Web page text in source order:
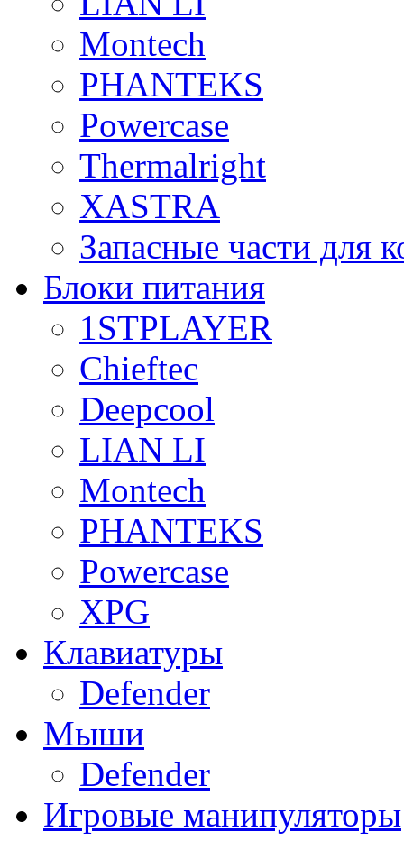
Montech
PHANTEKS
Powercase
Thermalright
XASTRA
Запасные части для
Блоки питания
1STPLAYER
Chieftec
Deepcool
LIAN LI
Montech
PHANTEKS
Powercase
XPG
Клавиатуры
Defender
Мыши
Defender
Игровые манипуляторы